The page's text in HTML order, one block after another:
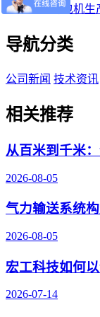
探索吨袋拆包机
导航分类
公司新闻 技术资讯
相关推荐
从百米到千米
2026-08-05
气力输送系统
2026-08-05
宏工科技如何
2026-07-14